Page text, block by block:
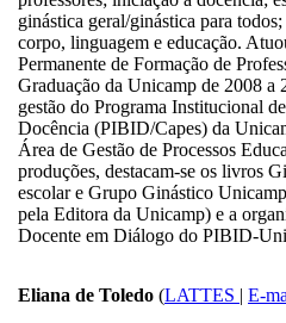
ginástica geral/ginástica para
corpo, linguagem e educação.
Permanente de Formação de
Graduação da Unicamp de 2008 a
gestão do Programa Institucional
Docência (PIBID/Capes) da
Área de Gestão de Processos
produções, destacam-se os livros
escolar e Grupo Ginástico
pela Editora da Unicamp) e a
Docente em Diálogo do PIBID-
Eliana de Toledo (LATTES |E-